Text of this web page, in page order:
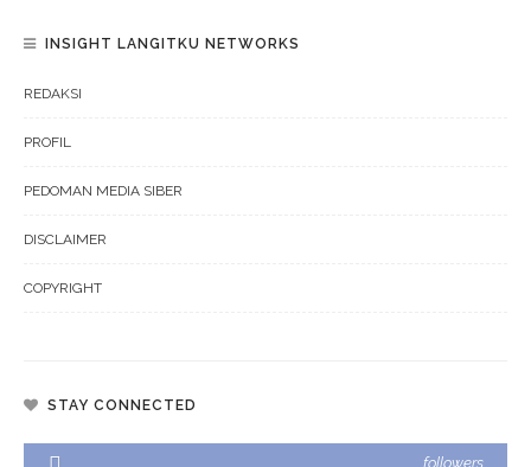
INSIGHT LANGITKU NETWORKS
REDAKSI
PROFIL
PEDOMAN MEDIA SIBER
DISCLAIMER
COPYRIGHT
STAY CONNECTED
followers